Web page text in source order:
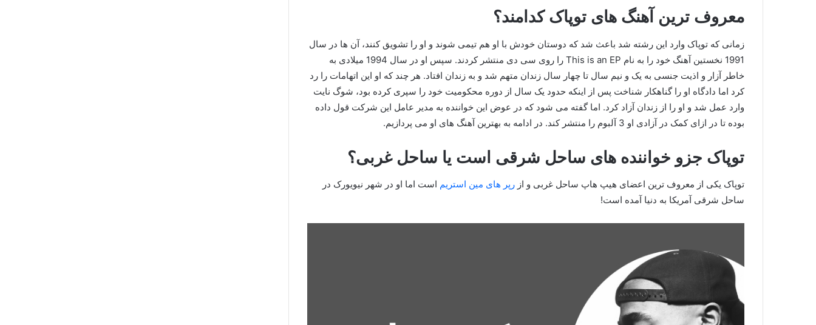
معروف ترین آهنگ های توپاک کدامند؟
زمانی که توپاک وارد این رشته شد باعث شد که دوستان خودش با او هم تیمی شوند و او را تشویق کنند، آن ها در سال
1991 نخستین آهنگ خود را به نام This is an EP را روی سی دی منتشر کردند. سپس او در سال 1994 میلادی به
خاطر آزار و اذیت جنسی به یک و نیم سال تا چهار سال زندان متهم شد و به زندان افتاد. هر چند که او این اتهامات را رد
کرد اما دادگاه او را گناهکار شناخت پس از اینکه حدود یک سال از دوره محکومیت خود را سپری کرده بود، شوگ نایت
وارد عمل شد و او را از زندان آزاد کرد. اما گفته می شود که در عوض این خواننده به مدیر عامل این شرکت قول داده
بوده تا در ازای کمک در آزادی او 3 آلبوم را منتشر کند. در ادامه به بهترین آهنگ های او می پردازیم.
توپاک جزو خواننده های ساحل شرقی است یا ساحل غربی؟
توپاک یکی از معروف ترین اعضای هیپ هاپ ساحل غربی و از رپر های مین استریم است اما او در شهر نیویورک در
ساحل شرقی آمریکا به دنیا آمده است!